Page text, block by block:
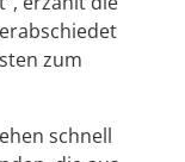
zum
schnell